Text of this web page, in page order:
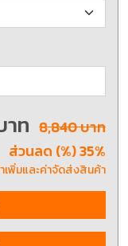
าท 8,840 บาท
ส่วนลด (%) 35%
เพิ่มและค่าจัดส่งสินค้า